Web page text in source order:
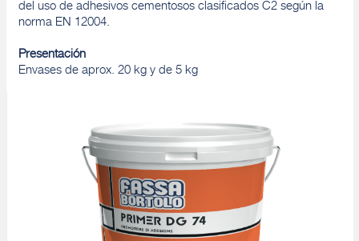
del uso de adhesivos cementosos clasificados C2 según la
norma EN 12004.
Presentación
Envases de aprox. 20 kg y de 5 kg